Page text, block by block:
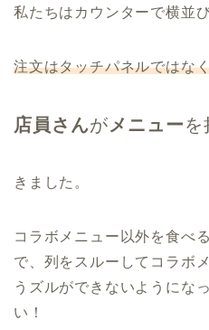
私たちはカウンターで横並
注文はタッチパネルではな
店員さんがメニューを
きました。
コラボメニュー以外を食べ
で、列をスルーしてコラボ
うズルができないようにな
い！